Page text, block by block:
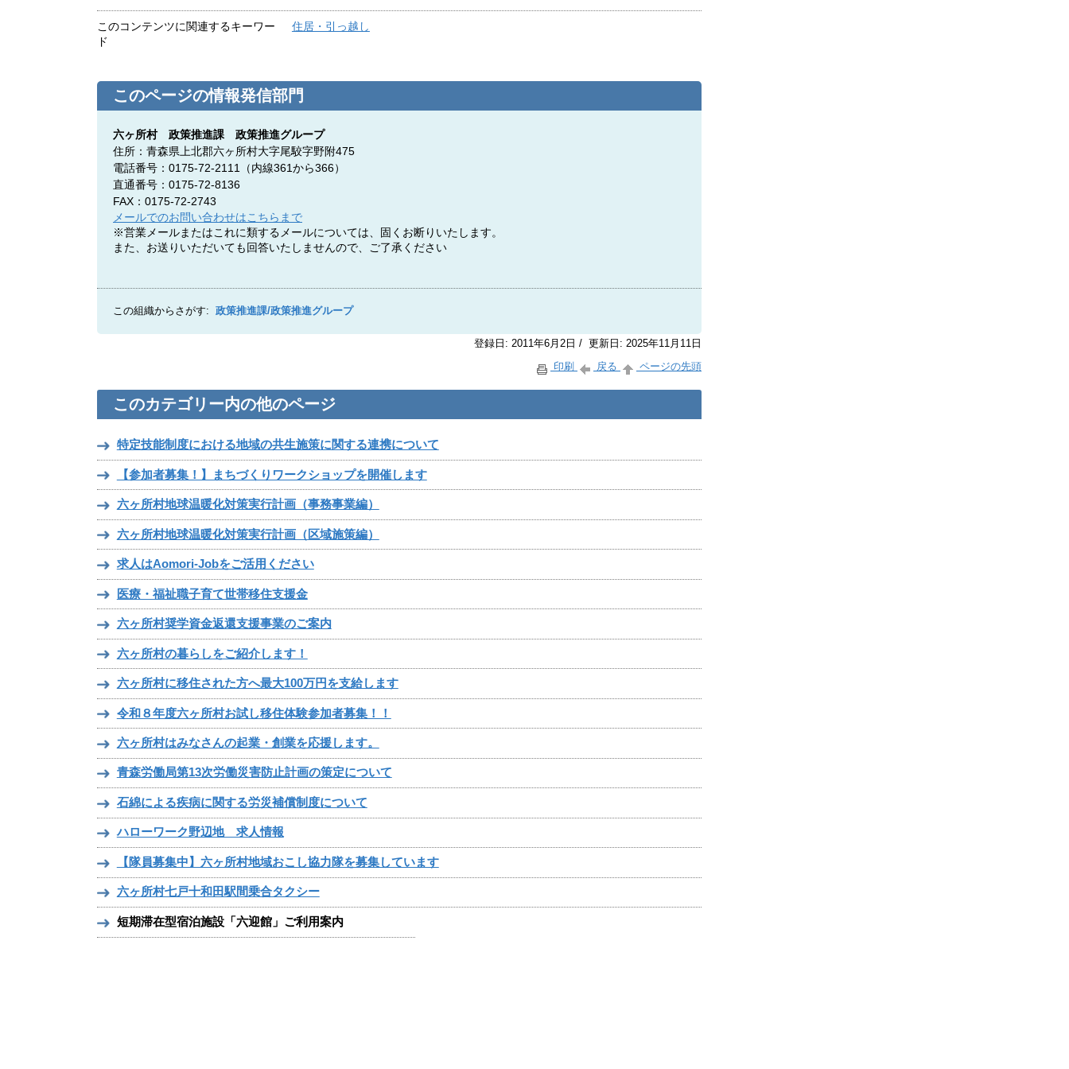
このコンテンツに関連するキーワー
ド
住居・引っ越し
このページの情報発信部門
六ヶ所村 政策推進課 政策推進グループ
住所：青森県上北郡六ヶ所村大字尾駮字野附475
電話番号：0175-72-2111
（内線361から366）
直通番号：0175-72-8136
FAX：0175-72-2743
メールでのお問い合わせはこちらまで
※営業メールまたはこれに類するメールについては、固くお断りいたします。
また、お送りいただいても回答いたしませんので、ご了承ください
この組織からさがす: 政策推進課/政策推進グループ
登録日: 2011年6月2日 / 更新日: 2025年11月11日
印刷
戻る ページの先頭
このカテゴリー内の他のページ
特定技能制度における地域の共生施策に関する連携について
【参加者募集！】まちづくりワークショップを開催します
六ヶ所村地球温暖化対策実行計画（事務事業編）
六ヶ所村地球温暖化対策実行計画（区域施策編）
求人はAomori-Jobをご活用ください
医療・福祉職子育て世帯移住支援金
六ヶ所村奨学資金返還支援事業のご案内
六ヶ所村の暮らしをご紹介します！
六ヶ所村に移住された方へ最大100万円を支給します
令和８年度六ヶ所村お試し移住体験参加者募集！！
六ヶ所村はみなさんの起業・創業を応援します。
青森労働局第13次労働災害防止計画の策定について
石綿による疾病に関する労災補償制度について
ハローワーク野辺地 求人情報
【隊員募集中】六ヶ所村地域おこし協力隊を募集しています
六ヶ所村七戸十和田駅間乗合タクシー
短期滞在型宿泊施設「六迎館」ご利用案内